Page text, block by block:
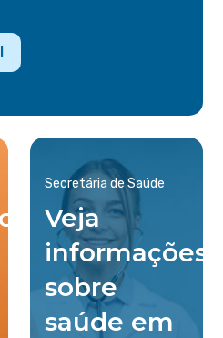
Secretária de Saúde
Veja
informações
sobre
saúde em